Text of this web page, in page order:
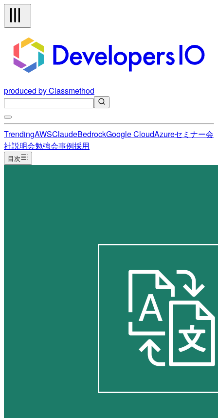
produced by Classmethod
TrendingAWSClaudeBedrockGoogle CloudAzureセミナー会
社説明会勉強会事例採用
目次